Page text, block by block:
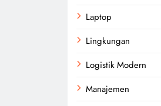
Laptop
Lingkungan
Logistik Modern
Manajemen